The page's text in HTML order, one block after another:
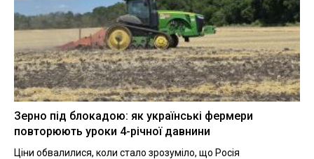
Зерно під блокадою: як українські фермери
повторюють уроки 4-річної давнини
Ціни обвалилися, коли стало зрозуміло, що Росія